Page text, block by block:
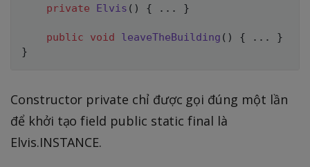
private Elvis ( ) { . . . }
public void leaveTheBuilding ( ) { . . .
}
}
Constructor private chỉ được gọi đúng một lần
để khởi tạo field public static final là
Elvis.INSTANCE.